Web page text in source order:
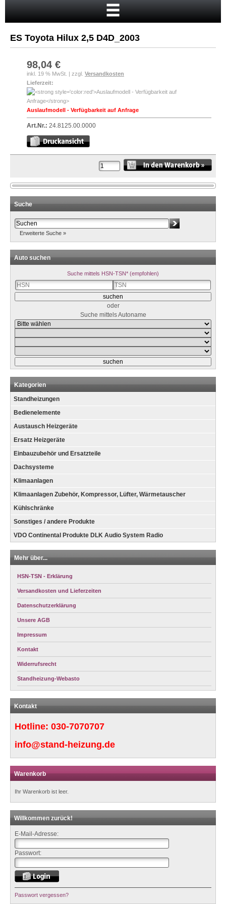
Mein Konto
Neukunde?
Kasse
Anmelden
ES Toyota Hilux 2,5 D4D_2003
98,04 €
inkl. 19 % MwSt. | zzgl. Versandkosten
Lieferzeit:
Auslaufmodell - Verfügbarkeit auf Anfrage
Art.Nr.: 24.8125.00.0000
Suche
Erweiterte Suche »
Auto suchen
Suche mittels HSN-TSN* (empfohlen)
oder
Suche mittels Autoname
Kategorien
Standheizungen
Bedienelemente
Austausch Heizgeräte
Ersatz Heizgeräte
Einbauzubehör und Ersatzteile
Dachsysteme
Klimaanlagen
Klimaanlagen Zubehör, Kompressor, Lüfter, Wärmetauscher
Kühlschränke
Sonstiges / andere Produkte
VDO Continental Produkte DLK Audio System Radio
Mehr über...
HSN-TSN - Erklärung
Versandkosten und Lieferzeiten
Datenschutzerklärung
Unsere AGB
Impressum
Kontakt
Widerrufsrecht
Standheizung-Webasto
Kontakt
Hotline: 030-7070707
info@stand-heizung.de
Warenkorb
Ihr Warenkorb ist leer.
Willkommen zurück!
E-Mail-Adresse:
Passwort:
Passwort vergessen?